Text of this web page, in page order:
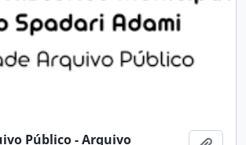
Público - Arquivo